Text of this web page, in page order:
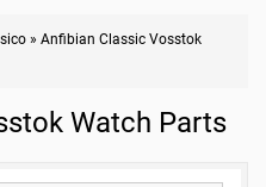
» Anfibian Classic Vosstok
Watch Parts